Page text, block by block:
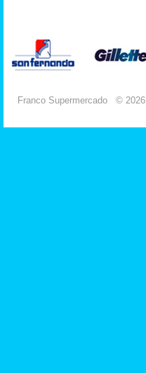
Franco Supermercado © 2026